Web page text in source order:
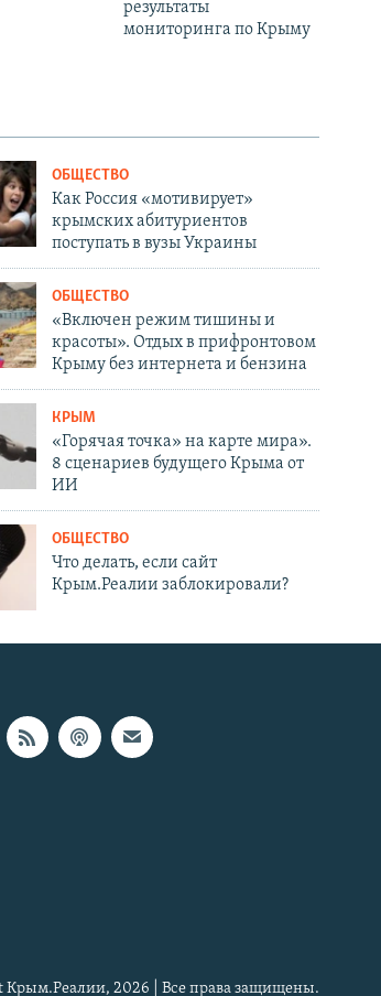
результаты
мониторинга по Крыму
ОБЩЕСТВО
Как Россия «мотивирует»
крымских абитуриентов
поступать в вузы Украины
ОБЩЕСТВО
«Включен режим тишины и
красоты». Отдых в прифронтовом
Крыму без интернета и бензина
КРЫМ
«Горячая точка» на карте мира».
8 сценариев будущего Крыма от
ИИ
ОБЩЕСТВО
Что делать, если сайт
Крым.Реалии заблокировали?
Крым.Реалии, 2026 | Все права защищены.